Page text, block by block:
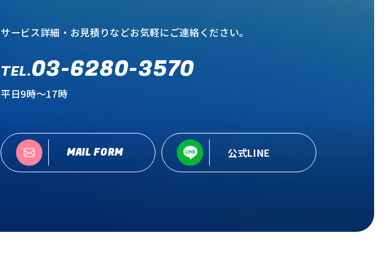
サービス詳細・お見積りなどお気軽にご連絡ください。
TEL.03-6280-3570
平日9時～17時
MAIL FORM 公式LINE